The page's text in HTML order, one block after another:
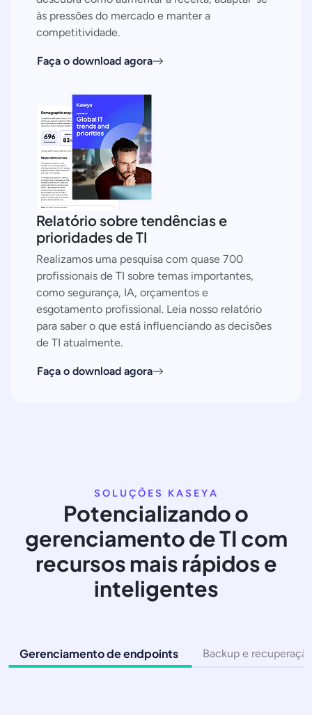
às pressões do mercado e manter a
competitividade.
Faça o download agora
Relatório sobre tendências e
prioridades de TI
Realizamos uma pesquisa com quase 700
profissionais de TI sobre temas importantes,
como segurança, IA, orçamentos e
esgotamento profissional. Leia nosso relatório
para saber o que está influenciando as decisões
de TI atualmente.
Faça o download agora
SOLUÇÕES KASEYA
Potencializando o
gerenciamento de TI com
recursos mais rápidos e
inteligentes
Gerenciamento de endpoints Backup e